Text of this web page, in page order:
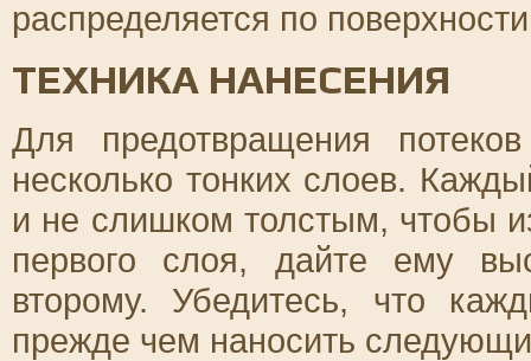
распределяется по
ТЕХНИКА НАНЕСЕНИЯ
Для предотвращения
несколько тонких слоев.
и не слишком толстым, чтобы
первого слоя, дайте ему
второму. Убедитесь, что
прежде чем наносить